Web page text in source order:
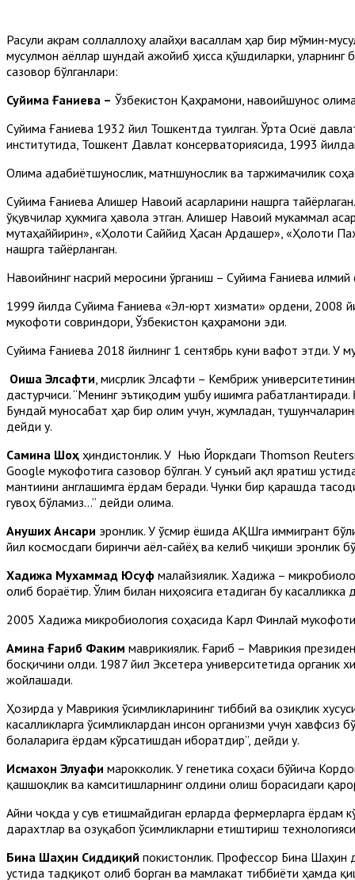
Расули акрам соллаллоҳу алайҳи васаллам ҳар бир мўмин-
мусулмон аёллар шундай ажойиб ҳисса қўшдиларки,
сазовор бўлганлари:
Суйима Ғаниева – Ўзбекистон Қаҳрамони, навоийшунос
Суйима Ғаниева 1932 йил Тошкентда туғилган. Ўрта Осиё
институтида, Тошкент Давлат консерваториясида, 1993
Олима адабиётшунослик, матншунослик ва таржимачилик
Суйима Ғаниева Алишер Навоий асарларини нашрга
ўқувчилар ҳукмига ҳавола этган. Алишер Навоий мукаммал
мутаҳаййирин», «Ҳолоти Саййид Ҳасан Ардашер», «Ҳолоти
нашрга тайёрланган.
Навоийнинг насрий меросини ўрганиш – Суйима Ғаниева
1999 йилда Суйима Ғаниева «Эл-юрт хизмати» ордени, 2008
мукофоти совриндори, Ўзбекистон қаҳрамони эди.
Суйима Ғаниева 2018 йилнинг 1 сентябрь куни вафот этди. У
Оиша Элсафти , мисрлик Элсафти – Кембриж
дастурчиси. “Менинг эътиқодим ушбу ишимга
Бундай муносабат ҳар бир олим учун, жумладан,
дейди у.
Самина Шоҳ ҳиндистонлик. У Нью Йоркдаги Thomson
Google мукофотига сазовор бўлган. У сунъий ақл яратиш
мантиғини англашимга ёрдам беради. Чунки бир қарашда
гувоҳ бўламиз...” дейди олима.
Ануших Ансари эронлик. У ўсмир ёшида АҚШга иммигрант
йил космосдаги биринчи аёл-сайёҳ ва келиб чиқиши эронлик
Хадижа Мухаммад Юсуф малайзиялик. Хадижа –
олиб бораётир. Ўлим билан ниҳоясига етадиган бу касалликка
2005 Хадижа микробиология соҳасида Карл Финлай
Амина Ғариб Факим маврикиялик. Ғариб – Маврикия
босқичини олди. 1987 йил Эксетера университетида органик
жойлашади.
Ҳозирда у Маврикия ўсимликларининг тиббий ва озиқлик
касалликларга ўсимликлардан инсон организми учун
болаларига ёрдам кўрсатишдан иборатдир”, дейди у.
Исмахон Элуафи марокколик. У генетика соҳаси бўйича
қашшоқлик ва камситишларнинг олдини олиш борасидаги
Айни чоқда у сув етишмайдиган ерларда фермерларга ёрдам
дарахтлар ва озуқабоп ўсимликларни етиштириш
Бина Шаҳин Сиддиқий покистонлик. Профессор Бина Шаҳин
устида тадқиқот олиб борган ва мамлакат тиббиёти ҳамда